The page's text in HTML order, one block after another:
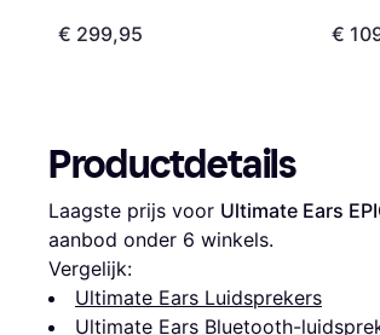
€ 299,95 €
Productdetails
Laagste prijs voor Ultimate Ears
aanbod onder 6 winkels.
Vergelijk:
Ultimate Ears Luidsprekers
Ultimate Ears Bluetooth-